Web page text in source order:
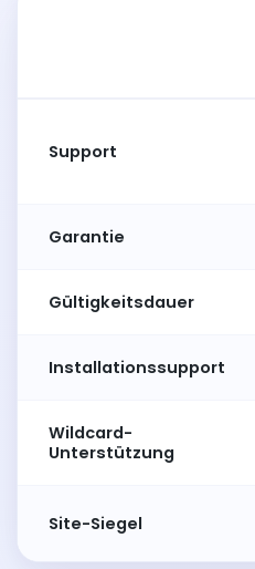
Support
Garantie
Gültigkeitsdauer
Installationssupport
Wildcard-
Unterstützung
Site-Siegel